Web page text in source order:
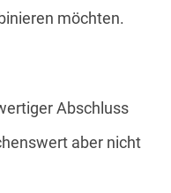
möchten.
Abschluss
aber nicht